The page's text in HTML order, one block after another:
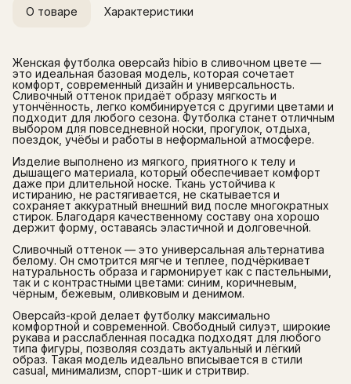
О товаре Характеристики
Женская футболка оверсайз hibio в сливочном цвете —
это идеальная базовая модель, которая сочетает
комфорт, современный дизайн и универсальность.
Сливочный оттенок придаёт образу мягкость и
утончённость, легко комбинируется с другими цветами и
подходит для любого сезона. Футболка станет отличным
выбором для повседневной носки, прогулок, отдыха,
поездок, учёбы и работы в неформальной атмосфере.
Изделие выполнено из мягкого, приятного к телу и
дышащего материала, который обеспечивает комфорт
даже при длительной носке. Ткань устойчива к
истиранию, не растягивается, не скатывается и
сохраняет аккуратный внешний вид после многократных
стирок. Благодаря качественному составу она хорошо
держит форму, оставаясь эластичной и долговечной.
Сливочный оттенок — это универсальная альтернатива
белому. Он смотрится мягче и теплее, подчёркивает
натуральность образа и гармонирует как с пастельными,
так и с контрастными цветами: синим, коричневым,
чёрным, бежевым, оливковым и денимом.
Оверсайз-крой делает футболку максимально
комфортной и современной. Свободный силуэт, широкие
рукава и расслабленная посадка подходят для любого
типа фигуры, позволяя создать актуальный и лёгкий
образ. Такая модель идеально вписывается в стили
casual, минимализм, спорт-шик и стритвир.